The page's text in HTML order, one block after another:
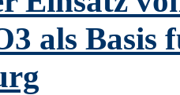
als Basis